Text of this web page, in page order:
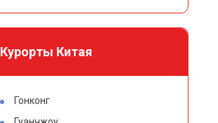
Курорты Китая
Гонконг